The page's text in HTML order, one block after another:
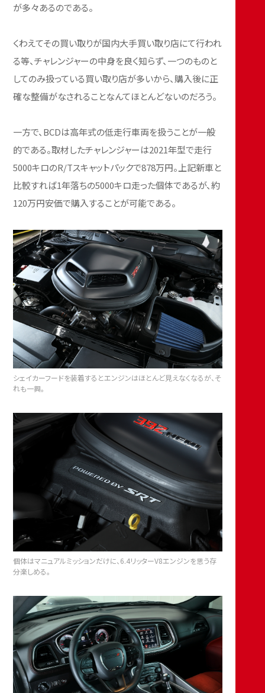
が多々あるのである。
くわえてその買い取りが国内大手買い取り店にて行われ
る等、チャレンジャーの中身を良く知らず、一つのものと
してのみ扱っている買い取り店が多いから、購入後に正
確な整備がなされることなんてほとんどないのだろう。
一方で、BCDは高年式の低走行車両を扱うことが一般
的である。取材したチャレンジャーは2021年型で走行
5000キロのR/Tスキャットパックで878万円。上記新車と
比較すれば1年落ちの5000キロ走った個体であるが、約
120万円安価で購入することが可能である。
シェイカーフードを装着するとエンジンはほとんど見えなくなるが、そ
れも一興。
個体はマニュアルミッションだけに、6.4リッターV8エンジンを思う存
分楽しめる。